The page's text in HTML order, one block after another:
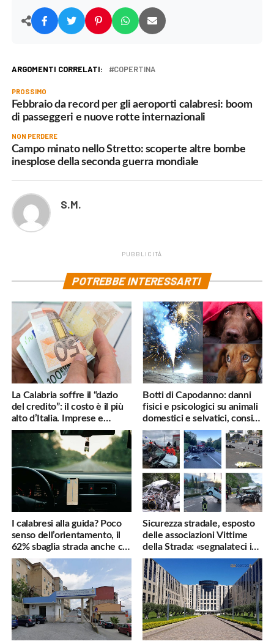
ARGOMENTI CORRELATI: COPERTINA
PROSSIMO
Febbraio da record per gli aeroporti calabresi: boom
di passeggeri e nuove rotte internazionali
NON PERDERE
Campo minato nello Stretto: scoperte altre bombe
inesplose della seconda guerra mondiale
S.M.
PUBBLICITÀ
POTREBBE INTERESSARTI
La Calabria soffre il “dazio
del credito”: il costo è il più
alto d’Italia. Imprese e
famiglie penalizzate
Botti di Capodanno: danni
fisici e psicologici su animali
domestici e selvatici, consigli
utili
I calabresi alla guida? Poco
senso dell’orientamento, il
62% sbaglia strada anche col
navigatore
Sicurezza stradale, esposto
delle associazioni Vittime
della Strada: «segnalateci i
pericoli, interverremo
subito»